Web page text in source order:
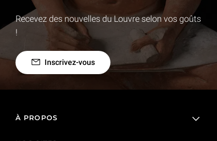
Recevez des nouvelles du Louvre selon vos goûts
!
Inscrivez-vous
À PROPOS